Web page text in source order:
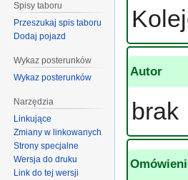
Autor
brak
Spisy taboru
Przeszukaj spis taboru
Dodaj pojazd
Wykaz posterunków
Wykaz posterunków
Narzędzia
Linkujące
Zmiany w linkowanych
Strony specjalne
Wersja do druku
Link do tej wersji